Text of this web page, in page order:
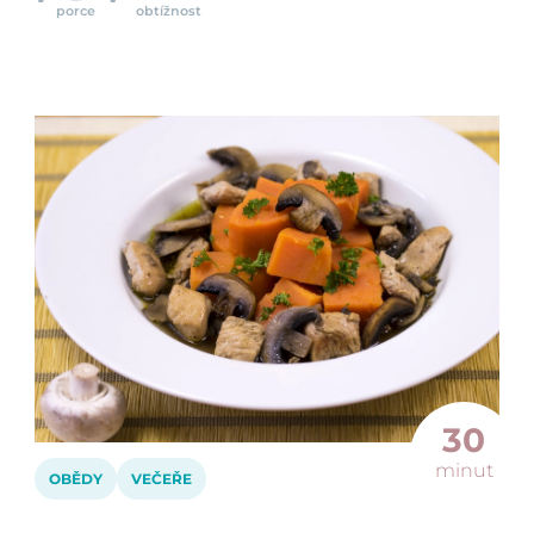
porce obtížnost
30
minut
OBĚDY VEČEŘE